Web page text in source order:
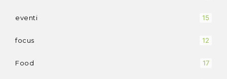
eventi 15
focus 12
Food 17